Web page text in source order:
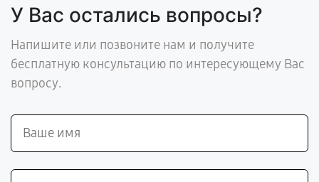
У Вас остались вопросы?
Напишите или позвоните нам и получите
бесплатную консультацию по интересующему Вас
вопросу.